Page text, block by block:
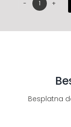
Dsquared2
Besplatna